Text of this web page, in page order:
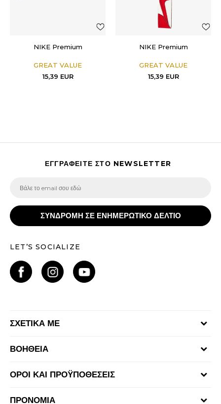
NIKE Premium
GREAT VALUE
15,39 EUR
NIKE Premium
GREAT VALUE
15,39 EUR
ΕΓΓΡΑΦΕΙΤΕ ΣΤΟ NEWSLETTER
ΣΥΝΔΡΟΜΗ ΣΕ ΕΝΗΜΕΡΩΤΙΚΟ ΔΕΛΤΙΟ
LET’S SOCIALIZE
ΣΧΕΤΙΚΑ ΜΕ
Καταστήματα
ΒΟΗΘΕΙΑ
Αποστολή & Παράδοση
ΟΡΟΙ ΚΑΙ ΠΡΟΫΠΟΘΕΣΕΙΣ
ΠΡΟΝΟΜΙΑ